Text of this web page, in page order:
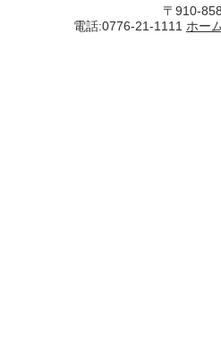
〒910-
電話:0776-21-1111 ホー